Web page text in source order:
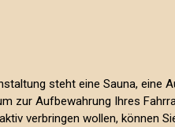
steht eine Sauna, eine
zur Aufbewahrung Ihres
verbringen wollen, können